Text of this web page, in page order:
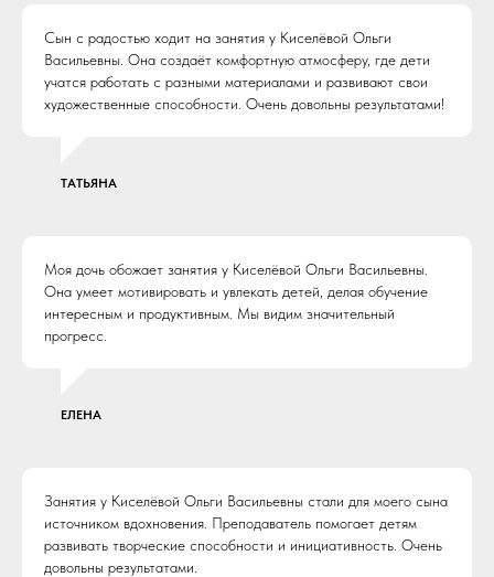
Сын с радостью ходит на занятия у Киселёвой Ольги
Васильевны. Она создаёт комфортную атмосферу, где дети
учатся работать с разными материалами и развивают свои
художественные способности. Очень довольны результатами!
ТАТЬЯНА
Моя дочь обожает занятия у Киселёвой Ольги Васильевны.
Она умеет мотивировать и увлекать детей, делая обучение
интересным и продуктивным. Мы видим значительный
прогресс.
ЕЛЕНА
Занятия у Киселёвой Ольги Васильевны стали для моего сына
источником вдохновения. Преподаватель помогает детям
развивать творческие способности и инициативность. Очень
довольны результатами.